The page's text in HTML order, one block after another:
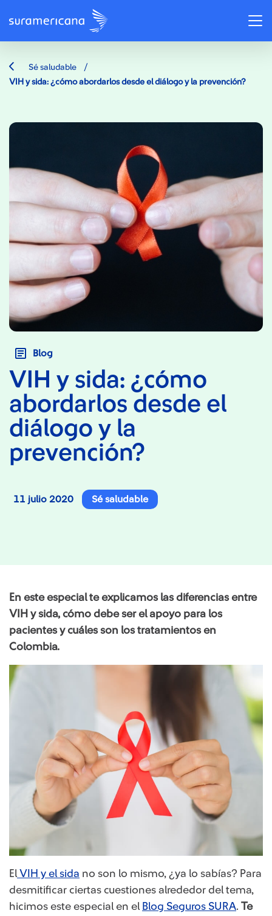
Sé saludable /
VIH y sida: ¿cómo abordarlos desde el diálogo y la prevención?
Blog
VIH y sida: ¿cómo
abordarlos desde el
diálogo y la
prevención?
11 julio 2020 Sé saludable
En este especial te explicamos las diferencias entre
VIH y sida, cómo debe ser el apoyo para los
pacientes y cuáles son los tratamientos en
Colombia.
​​El VIH y el sida no son lo mismo, ¿ya lo sabías? Para
desmitificar ciertas cuestiones alrededor del tema,
hicimos este especial en el Blog Seguros SURA. Te